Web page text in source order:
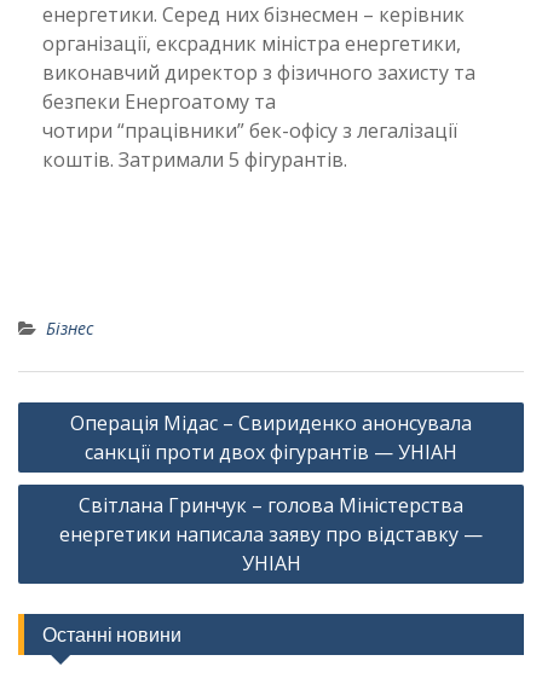
енергетики. Серед них бізнесмен – керівник
організації, ексрадник міністра енергетики,
виконавчий директор з фізичного захисту та
безпеки Енергоатому та
чотири “працівники” бек-офісу з легалізації
коштів. Затримали 5 фігурантів.
Бізнес
Навігація
записів
Операція Мідас – Свириденко анонсувала
санкції проти двох фігурантів — УНІАН
Світлана Гринчук – голова Міністерства
енергетики написала заяву про відставку —
УНІАН
Останні новини